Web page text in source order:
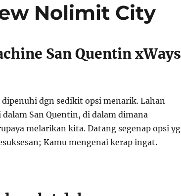
Nolimit City
San Quentin xWays
dipenuhi dgn sedikit opsi menarik. Lahan
San Quentin, di dalam dimana
melarikan kita. Datang segenap opsi yg
Kamu mengenai kerap ingat.